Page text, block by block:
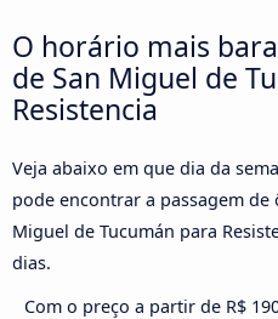
O horário mais
de San Miguel de
Resistencia
Veja abaixo em que dia da
pode encontrar a passagem de
Miguel de Tucumán para
dias.
Com o preço a partir de R$